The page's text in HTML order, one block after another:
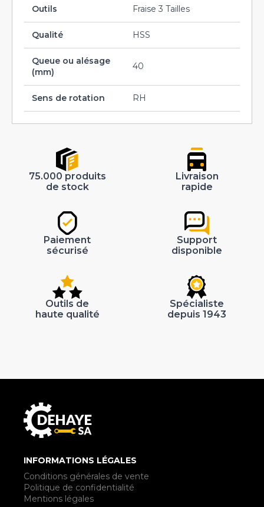
Outils Fraise 3 Tailles
Qualité HSS
Queue ou alésage
(mm)
40
Sens de rotation RH
75.000 produits
de stock
Livraison
rapide
Paiement
sécurisé
Support
disponible
Outils de
haute qualité
Spécialiste
depuis 1943
INFORMATIONS LÉGALES
Conditions générales de vente
Politique de confidentialité
Mentions légales